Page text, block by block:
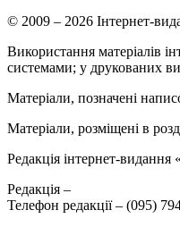
© 2009 – 2026 Інтернет-
Використання матеріалів
системами; у друкованих
Матеріали, позначені
Матеріали, розміщені в
Редакція інтернет-видання
Редакція –
Телефон редакції – (095)